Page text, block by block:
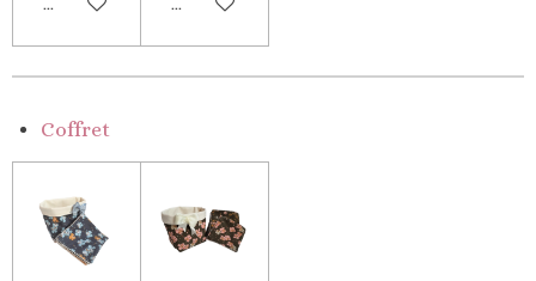
Coffret